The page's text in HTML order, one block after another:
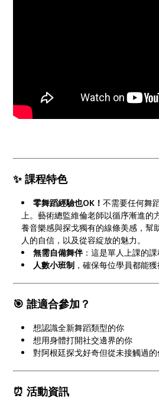
✨ 課程特色
零舞蹈經驗也OK！不需要任何舞
上。藝術總監維倫老師以循序漸進的
養音樂感與探戈獨有的線條美感，幫
人的自信，以及從容綻放的魅力。
無需自備舞伴：這是單人上課的課
人數小班制 ，確保每位學員都能
🎯 誰適合參加？
想認識全新舞蹈類型的你
想用身體打開社交邊界的你
對阿根廷探戈好奇但從未接觸過
⏰ 活動資訊